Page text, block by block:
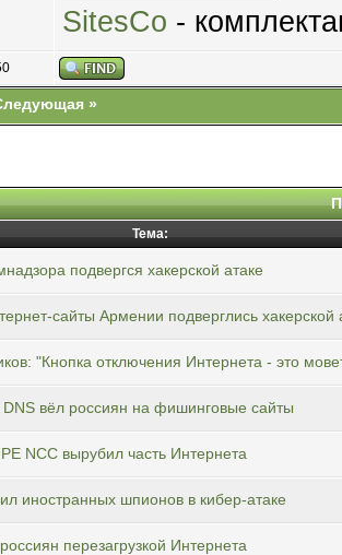
SitesCo -
»
Тема:
подвергся хакерской атаке
сайты Армении подверглись хакерской
"Кнопка отключения Интернета - это
вёл россиян на фишинговые сайты
NCC вырубил часть Интернета
иностранных шпионов в кибер-атаке
перезагрузкой Интернета